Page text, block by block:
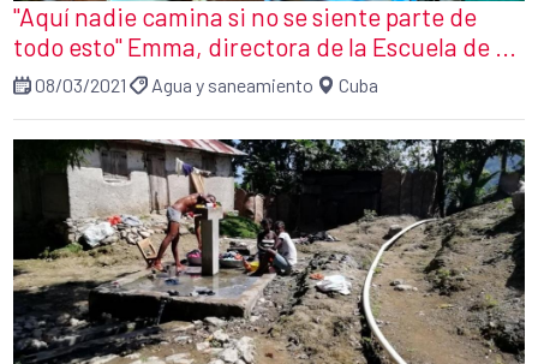
"Aquí nadie camina si no se siente parte de
todo esto" Emma, directora de la Escuela de ...
08/03/2021 Agua y saneamiento Cuba